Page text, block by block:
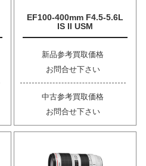
EF100-400mm F4.5-5.6L
IS II USM
新品参考買取価格
お問合せ下さい
中古参考買取価格
お問合せ下さい